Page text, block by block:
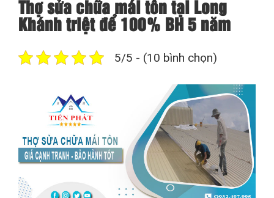
Thợ sửa chữa mái tôn tại Long
Khánh triệt để 100% BH 5 năm
5/5 - (10 bình chọn)